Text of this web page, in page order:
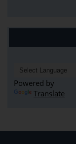
Powered by
Translate